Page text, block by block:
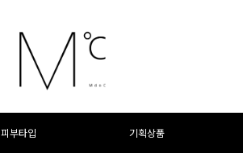
피부타입 기획상품